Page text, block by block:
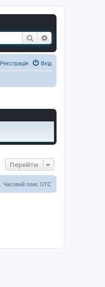
Пошук
Вхід
Реєстрація
Перейти
Часовий пояс UTC